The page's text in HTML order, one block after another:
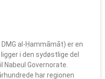
i den sydøstlige del
Nabeul Governorate.
har regionen